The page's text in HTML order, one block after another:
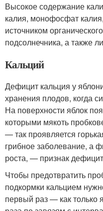
Высокое содержание
калия, монофосфат
источником
подсолнечника, а также
Кальций
Дефицит кальция у
хранения плодов, когда
На поверхности яблок
которыми мякоть
— так проявляется
грибное заболевание, а
роста, — признак
Чтобы предотвратить
подкормки кальцием
первый раз — как только